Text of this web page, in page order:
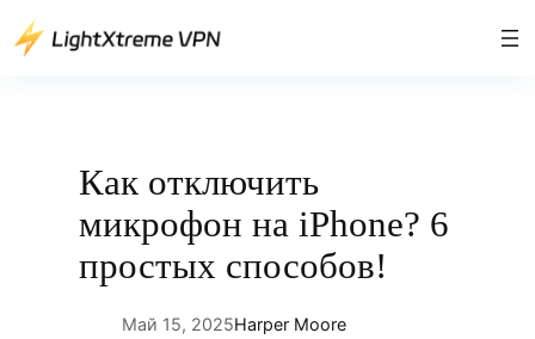
Перейти
Как отключить
микрофон на iPhone? 6
простых способов!
Май 15, 2025Harper Moore